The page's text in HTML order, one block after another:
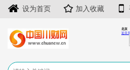
设为首页 加入收藏